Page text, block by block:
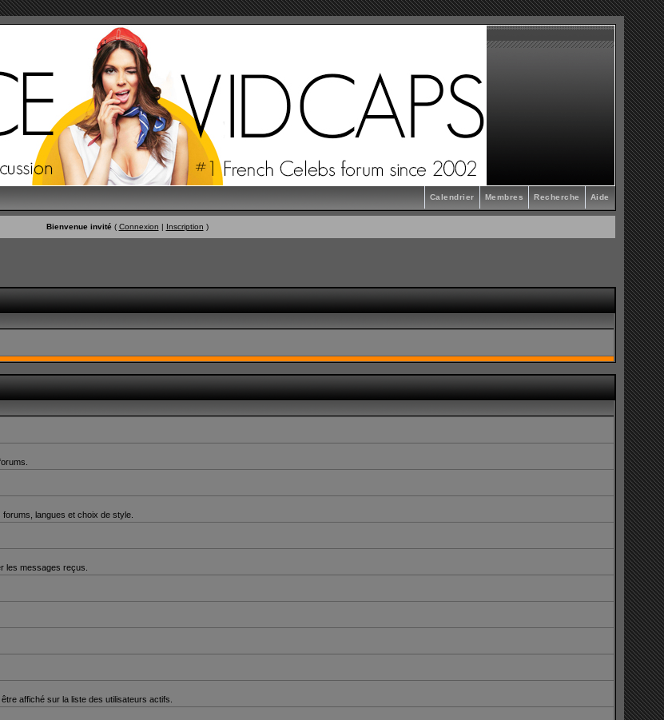
Aide
Recherche
Membres
Calendrier
Bienvenue invité( Connexion | Inscription )
langues et choix de style.
les messages reçus.
affiché sur la liste des utilisateurs actifs.